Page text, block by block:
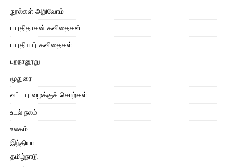
நூல்கள் அறிவோம்
பாரதிதாசன் கவிதைகள்
பாரதியார் கவிதைகள்
புறநானூறு
மூதுரை
வட்டார வழக்குச் சொற்கள்
உடல் நலம்
உலகம்
இந்தியா
தமிழ்நாடு